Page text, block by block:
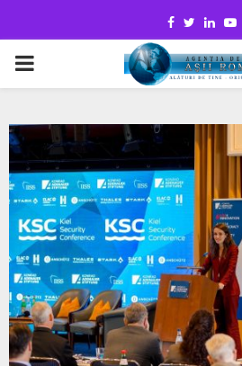
Facebook
Twitter
PRIMARY